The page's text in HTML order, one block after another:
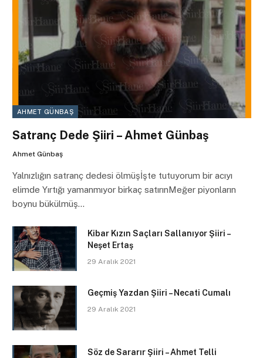
AHMET GÜNBAŞ
Satranç Dede Şiiri – Ahmet Günbaş
Ahmet Günbaş
Yalnızlığın satranç dedesi ölmüşİşte tutuyorum bir acıyı
elimde Yırtığı yamanmıyor birkaç satırınMeğer piyonların
boynu bükülmüş…
Kibar Kızın Saçları Sallanıyor Şiiri –
Neşet Ertaş
29 Aralık 2021
Geçmiş Yazdan Şiiri – Necati Cumalı
29 Aralık 2021
Söz de Sararır Şiiri – Ahmet Telli